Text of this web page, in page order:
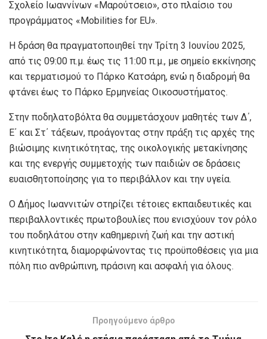
Σχολείο Ιωαννίνων «Μαρούτσειο», στο πλαίσιο του
προγράμματος «Mobilities for EU».
Η δράση θα πραγματοποιηθεί την Τρίτη 3 Ιουνίου 2025,
από τις 09:00 π.μ. έως τις 11:00 π.μ., με σημείο εκκίνησης
και τερματισμού το Πάρκο Κατσάρη, ενώ η διαδρομή θα
φτάνει έως το Πάρκο Ερμηνείας Οικοσυστήματος.
Στην ποδηλατοβόλτα θα συμμετάσχουν μαθητές των Δ΄,
Ε΄ και Στ΄ τάξεων, προάγοντας στην πράξη τις αρχές της
βιώσιμης κινητικότητας, της οικολογικής μετακίνησης
και της ενεργής συμμετοχής των παιδιών σε δράσεις
ευαισθητοποίησης για το περιβάλλον και την υγεία.
Ο Δήμος Ιωαννιτών στηρίζει τέτοιες εκπαιδευτικές και
περιβαλλοντικές πρωτοβουλίες που ενισχύουν τον ρόλο
του ποδηλάτου στην καθημερινή ζωή και την αστική
κινητικότητα, διαμορφώνοντας τις προϋποθέσεις για μια
πόλη πιο ανθρώπινη, πράσινη και ασφαλή για όλους.
Προηγούμενο άρθρο